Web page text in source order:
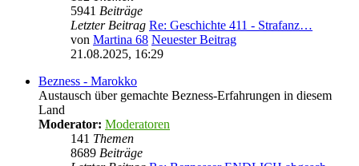
5941 Beiträge
Letzter Beitrag Re: Geschichte 411 - Strafanz…
von Martina 68 Neuester Beitrag
21.08.2025, 16:29
Bezness - Marokko
Austausch über gemachte Bezness-Erfahrungen in diesem
Land
Moderator: Moderatoren
141 Themen
8689 Beiträge